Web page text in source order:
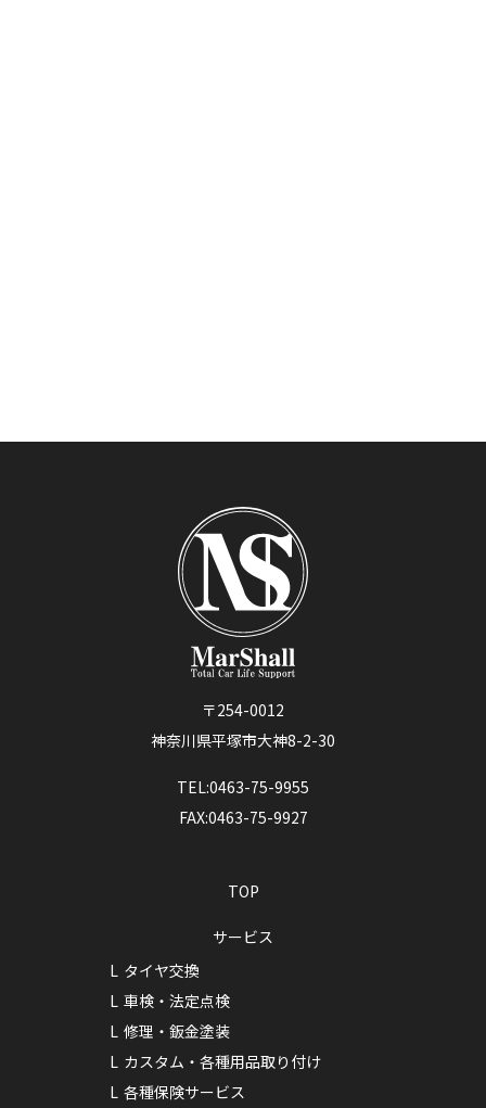
〒254-0012
神奈川県平塚市大神8-2-30
TEL:0463-75-9955
FAX:0463-75-9927
TOP
サービス
タイヤ交換
車検・法定点検
修理・鈑金塗装
カスタム・各種用品取り付け
各種保険サービス